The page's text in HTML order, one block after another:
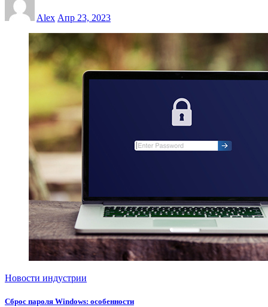
Alex Апр 23, 2023
Новости индустрии
Сброс пароля Windows: особенности